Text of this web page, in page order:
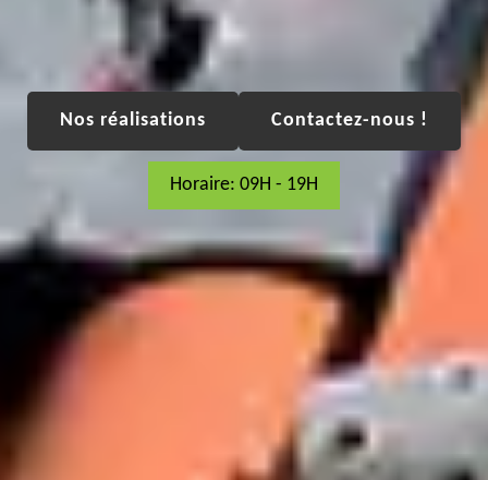
Nos réalisations Contactez-nous !
Horaire: 09H - 19H